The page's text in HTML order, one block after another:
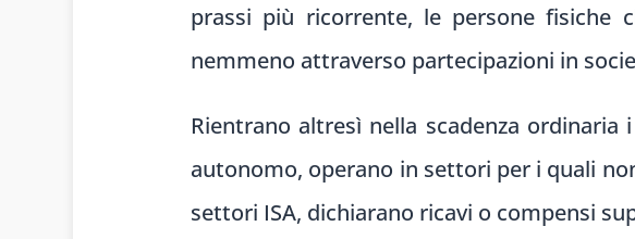
prassi più ricorrente, le persone fisiche
nemmeno attraverso partecipazioni in
Rientrano altresì nella scadenza
autonomo, operano in settori per i quali
settori ISA, dichiarano ricavi o compensi